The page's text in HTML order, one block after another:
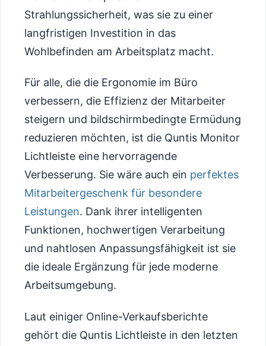
Strahlungssicherheit, was sie zu einer
langfristigen Investition in das
Wohlbefinden am Arbeitsplatz macht.
Für alle, die die Ergonomie im Büro
verbessern, die Effizienz der Mitarbeiter
steigern und bildschirmbedingte Ermüdung
reduzieren möchten, ist die Quntis Monitor
Lichtleiste eine hervorragende
Verbesserung. Sie wäre auch ein perfektes
Mitarbeitergeschenk für besondere
Leistungen. Dank ihrer intelligenten
Funktionen, hochwertigen Verarbeitung
und nahtlosen Anpassungsfähigkeit ist sie
die ideale Ergänzung für jede moderne
Arbeitsumgebung.
Laut einiger Online-Verkaufsberichte
gehört die Quntis Lichtleiste in den letzten